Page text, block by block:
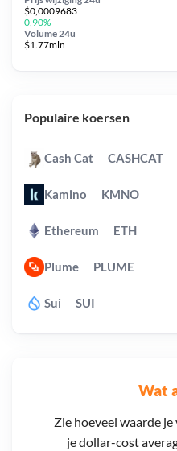
Wat
Zie hoeveel waarde
je dollar-cost
$0,0009683
0,90%
Volume 24u
$1.77mln
Populaire koersen
Cash Cat CASHCAT
Kamino KMNO
Ethereum ETH
Plume PLUME
Sui SUI